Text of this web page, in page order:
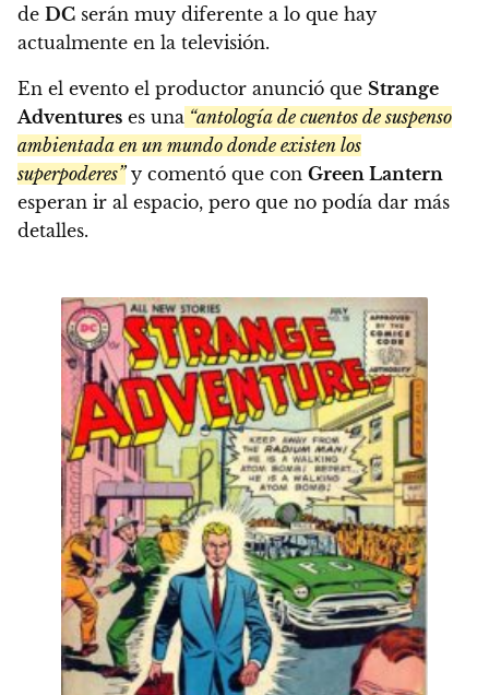
de DC serán muy diferente a lo que hay
actualmente en la televisión.
En el evento el productor anunció que Strange
Adventures es una “antología de cuentos de suspenso
ambientada en un mundo donde existen los
superpoderes”y comentó que con Green Lantern
esperan ir al espacio, pero que no podía dar más
detalles.